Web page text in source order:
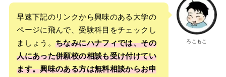
ろこもこ
早速下記のリンクから興味のある大学の
ページに飛んで、受験科目をチェックし
ましょう。ちなみにハナフィでは、その
人にあった併願校の相談も受け付けてい
ます。興味のある方は無料相談からお申